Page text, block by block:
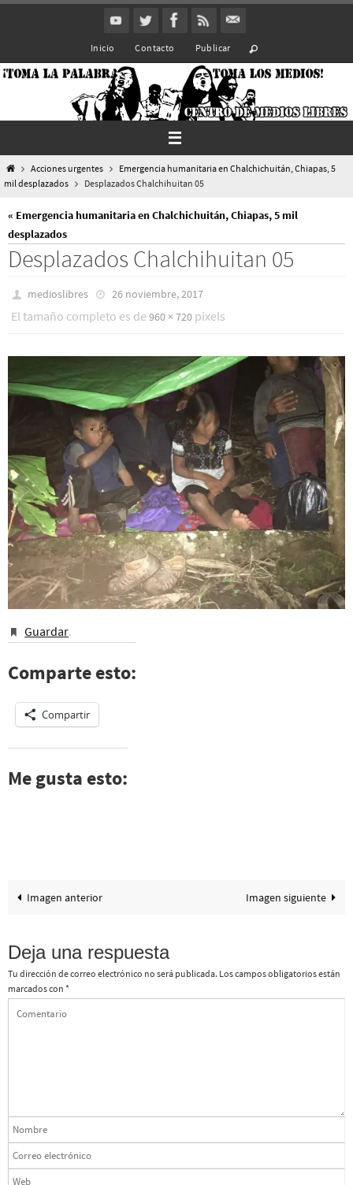
Inicio Contacto Publicar
InicioAcciones urgentes
Emergencia humanitaria en Chalchichuitán, Chiapas, 5
mil desplazados
Desplazados Chalchihuitan 05
« Emergencia humanitaria en Chalchichuitán, Chiapas, 5 mil
desplazados
Desplazados Chalchihuitan 05
medioslibres 26 noviembre, 2017
El tamaño completo es de 960 × 720 pixels
Guardar.
Comparte esto:
Compartir
Me gusta esto:
Imagen anterior Imagen siguiente
Deja una respuesta
Tu dirección de correo electrónico no será publicada. Los campos obligatorios están
marcados con *